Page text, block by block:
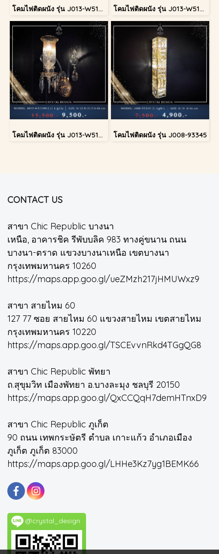
โคมไฟติดผนัง รุ่น J013-W51601/2 โคมไฟติดผนัง รุ่น J013-W51349/2
โคมไฟติดผนัง รุ่น J013-W51349/2 โคมไฟติดผนัง รุ่น J008-93345
CONTACT US
สาขา Chic Republic บางนา
เหนือ, อาคารชิค รีพับบลิค 983 ทางคู่ขนาน ถนน
บางนา-ตราด แขวงบางนาเหนือ เขตบางนา
กรุงเทพมหานคร 10260
https://maps.app.goo.gl/ueZMzh217jHMUWxz9
สาขา สายไหม 60
127 77 ซอย สายไหม 60 แขวงสายไหม เขตสายไหม
กรุงเทพมหานคร 10220
https://maps.app.goo.gl/TSCEvvnRkd4TGgQG8
สาขา Chic Republic พัทยา
ถ.สุขุมวิท เมืองพัทยา อ.บางละมุง ชลบุรี 20150
https://maps.app.goo.gl/QxCCQqH7demHTnxD9
สาขา Chic Republic ภูเก็ต
90 ถนน เทพกระษัตรี ตำบล เกาะแก้ว อำเภอเมือง
ภูเก็ต ภูเก็ต 83000
https://maps.app.goo.gl/LHHe3Kz7yg1BEMK66
@crystal_design